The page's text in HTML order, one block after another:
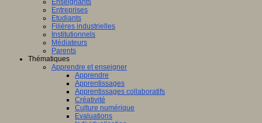
Enseignants
Entreprises
Etudiants
Filières industrielles
Institutionnels
Médiateurs
Parents
Thématiques
Apprendre et enseigner
Apprendre
Apprentissages
Apprentissages collaboratifs
Créativité
Culture numérique
Evaluations